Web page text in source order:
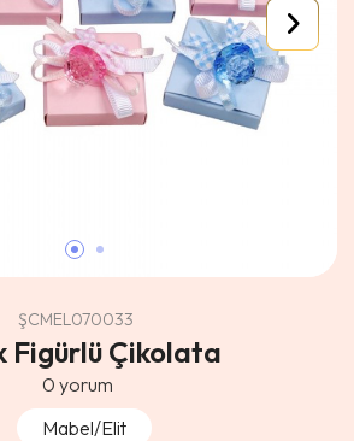
ŞCMEL070033
Figürlü Çikolata
0 yorum
Mabel/Elit